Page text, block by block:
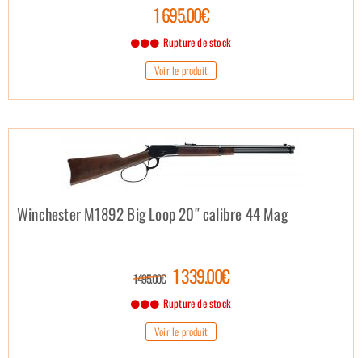
1 695.00€
Rupture de stock
Voir le produit
Winchester M1892 Big Loop 20″ calibre 44 Mag
1 495.00€ 1 339.00€
Rupture de stock
Voir le produit